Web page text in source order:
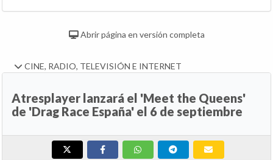
Abrir página en versión completa
CINE, RADIO, TELEVISIÓN E INTERNET
Atresplayer lanzará el 'Meet the Queens'
de 'Drag Race España' el 6 de septiembre